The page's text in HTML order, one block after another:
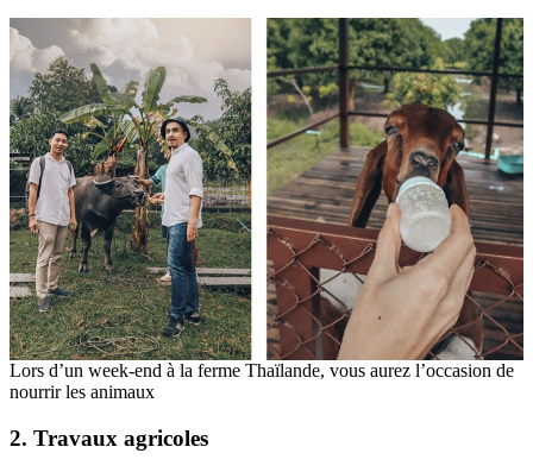
Lors d’un week-end à la ferme Thaïlande, vous aurez l’occasion de
nourrir les animaux
2. Travaux agricoles